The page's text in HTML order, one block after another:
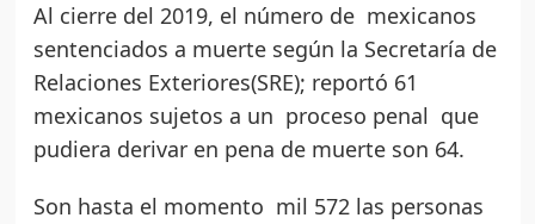
Al cierre del 2019, el número de mexicanos
sentenciados a muerte según la Secretaría de
Relaciones Exteriores(SRE); reportó 61
mexicanos sujetos a un proceso penal que
pudiera derivar en pena de muerte son 64.
Son hasta el momento mil 572 las personas